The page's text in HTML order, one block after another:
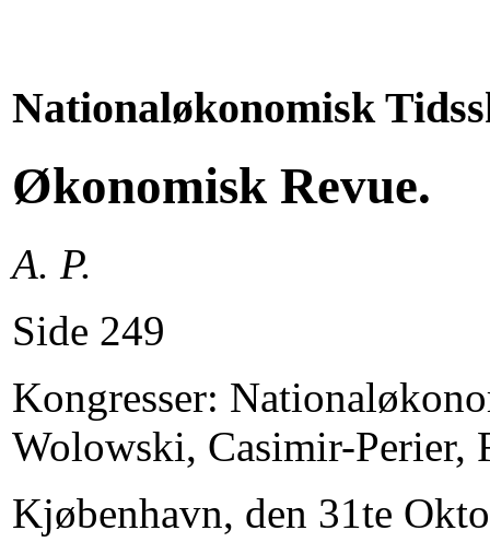
Nationaløkonomisk
Økonomisk Revue.
A. P.
Side 249
Kongresser:
Wolowski, Casimir-Perier,
Kjøbenhavn, den 31te